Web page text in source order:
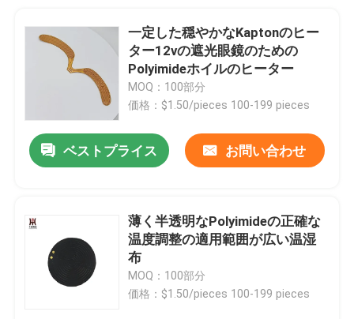
一定した穏やかなKaptonのヒー
ター12vの遮光眼鏡のための
Polyimideホイルのヒーター
MOQ：100部分
価格：$1.50/pieces 100-199 pieces
ベストプライス お問い合わせ
薄く半透明なPolyimideの正確な
温度調整の適用範囲が広い温湿
布
MOQ：100部分
価格：$1.50/pieces 100-199 pieces